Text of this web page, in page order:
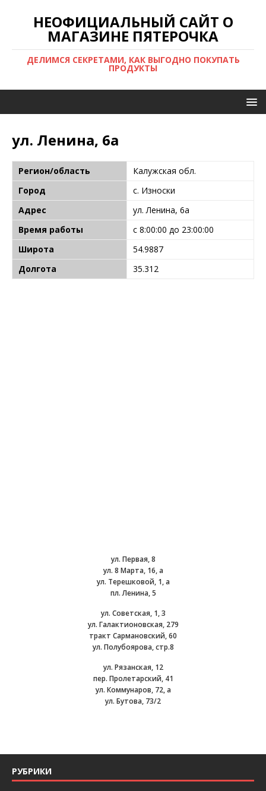
НЕОФИЦИАЛЬНЫЙ САЙТ О
МАГАЗИНЕ ПЯТЕРОЧКА
ДЕЛИМСЯ СЕКРЕТАМИ, КАК ВЫГОДНО ПОКУПАТЬ
ПРОДУКТЫ
ул. Ленина, 6а
Регион/область
Калужская обл.
Город
с. Износки
Адрес
ул. Ленина, 6а
Время работы
с 8:00:00 до 23:00:00
Широта
54.9887
Долгота
35.312
ул. Первая, 8
ул. 8 Марта, 16, а
ул. Терешковой, 1, а
пл. Ленина, 5
ул. Советская, 1, 3
ул. Галактионовская, 279
тракт Сармановский, 60
ул. Полубоярова, стр.8
ул. Рязанская, 12
пер. Пролетарский, 41
ул. Коммунаров, 72, а
ул. Бутова, 73/2
РУБРИКИ